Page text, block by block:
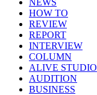
HOW TO
REVIEW
REPORT
INTERVIEW
COLUMN
ALIVE STUDIO
AUDITION
BUSINESS